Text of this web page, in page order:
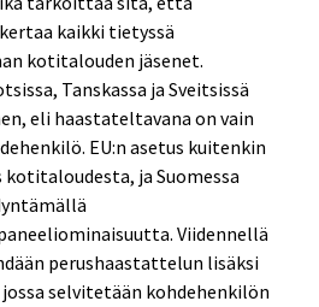
kaikki tietyssä
kotitalouden jäsenet.
Tanskassa ja Sveitsissä
eli haastateltavana on vain
EU:n asetus kuitenkin
ja Suomessa
Viidennellä
perushaastattelun lisäksi
selvitetään kohdehenkilön